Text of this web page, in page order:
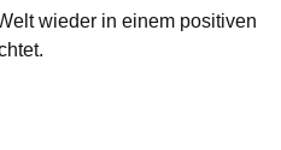
wieder in einem positiven